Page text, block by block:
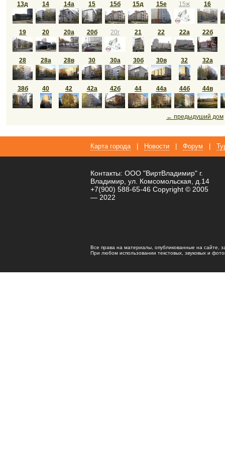
13д 14 14а 15 15б 15д 15е 15ж 16
19 20 20а 20б 20г 21 22 22а 22б
28 28а 28в 30 30а 30б 30в 32 32а
38б 40 42 42а 42б 44 44а 44б 44в
← предыдуший дом
Карта города Новости Форум
Контакты: ООО "ВиртВладимир" г.
Владимир, ул. Комсомольская, д.14
+7(900) 588-65-46 Copyright © 2005
— 2022
Все права на материалы, опубликованные на сайте,
При любом использовании текстовых, звуковых и